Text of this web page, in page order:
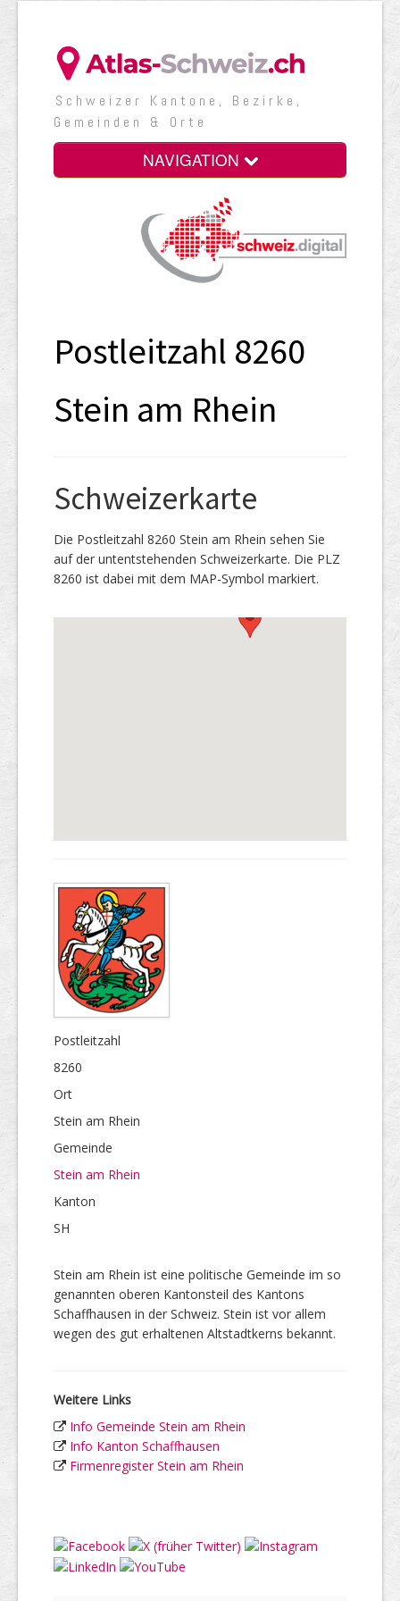
Schweizer Kantone, Bezirke,
Gemeinden & Orte
NAVIGATION
Postleitzahl 8260
Stein am Rhein
Schweizerkarte
Die Postleitzahl 8260 Stein am Rhein sehen Sie
auf der untentstehenden Schweizerkarte. Die PLZ
8260 ist dabei mit dem MAP-Symbol markiert.
Postleitzahl
8260
Ort
Stein am Rhein
Gemeinde
Stein am Rhein
Kanton
SH
Stein am Rhein ist eine politische Gemeinde im so
genannten oberen Kantonsteil des Kantons
Schaffhausen in der Schweiz. Stein ist vor allem
wegen des gut erhaltenen Altstadtkerns bekannt.
Weitere Links
Info Gemeinde Stein am Rhein
Info Kanton Schaffhausen
Firmenregister Stein am Rhein